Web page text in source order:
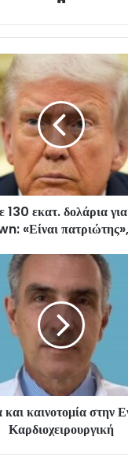
130 εκατ. δολάρια
«Είναι
καινοτομία στην
Καρδιοχειρουργική